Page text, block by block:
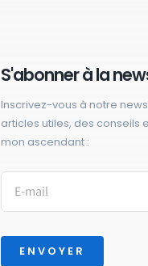
S'abonner à la
Inscrivez-vous à notre
articles utiles, des conseils
mon ascendant :
ENVOYER